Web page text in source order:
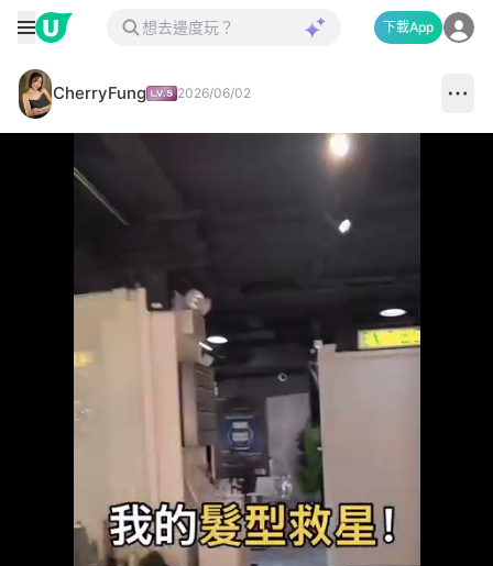
下載App
CherryFung 2026/06/02